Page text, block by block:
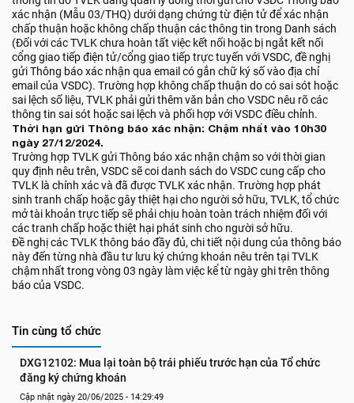
xác nhận (Mẫu 03/THQ) dưới dạng chứng từ điện tử để xác nhận
chấp thuận hoặc không chấp thuận các thông tin trong Danh sách
(Đối với các TVLK chưa hoàn tất việc kết nối hoặc bị ngắt kết nối
cổng giao tiếp điện tử/cổng giao tiếp trực tuyến với VSDC, đề nghị
gửi Thông báo xác nhận qua email có gắn chữ ký số vào địa chỉ
email của VSDC). Trường hợp không chấp thuận do có sai sót hoặc
sai lệch số liệu, TVLK phải gửi thêm văn bản cho VSDC nêu rõ các
thông tin sai sót hoặc sai lệch và phối hợp với VSDC điều chỉnh.
Thời hạn gửi Thông báo xác nhận: Chậm nhất vào 10h30
ngày 27/12/2024.
Trường hợp TVLK gửi Thông báo xác nhận chậm so với thời gian
quy định nêu trên, VSDC sẽ coi danh sách do VSDC cung cấp cho
TVLK là chính xác và đã được TVLK xác nhận. Trường hợp phát
sinh tranh chấp hoặc gây thiệt hại cho người sở hữu, TVLK, tổ chức
mở tài khoản trực tiếp sẽ phải chịu hoàn toàn trách nhiệm đối với
các tranh chấp hoặc thiệt hại phát sinh cho người sở hữu.
Đề nghị các TVLK thông báo đầy đủ, chi tiết nội dung của thông báo
này đến từng nhà đầu tư lưu ký chứng khoán nêu trên tại TVLK
chậm nhất trong vòng 03 ngày làm việc kể từ ngày ghi trên thông
báo của VSDC.
Tin cùng tổ chức
DXG12102: Mua lại toàn bộ trái phiếu trước hạn của Tổ chức
đăng ký chứng khoán
Cập nhật ngày 20/06/2025 - 14:29:49